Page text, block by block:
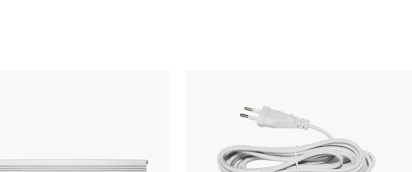
Isolasjonsklasse
CV [V]